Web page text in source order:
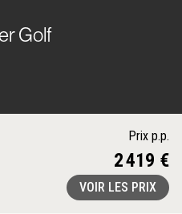
Golf
Prix p.p.
2 419 €
VOIR LES PRIX